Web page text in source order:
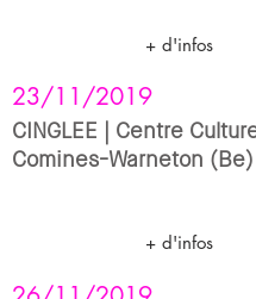
+ d'infos
23/11/2019
CINGLEE | Centre
Comines-Warneton (Be)
+ d'infos